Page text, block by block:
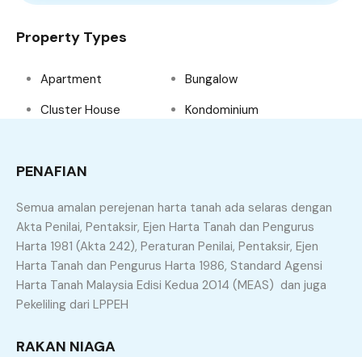
Property Types
Apartment
Bungalow
Cluster House
Kondominium
Semi D
Tanah Lot
Teres
Townhouse
Villa
Similar Properties
PENAFIAN
Semua amalan perejenan harta tanah ada selaras dengan
Akta Penilai, Pentaksir, Ejen Harta Tanah dan Pengurus
Harta 1981 (Akta 242), Peraturan Penilai, Pentaksir, Ejen
Harta Tanah dan Pengurus Harta 1986, Standard Agensi
Harta Tanah Malaysia Edisi Kedua 2014 (MEAS) dan juga
Pekeliling dari LPPEH
RAKAN NIAGA